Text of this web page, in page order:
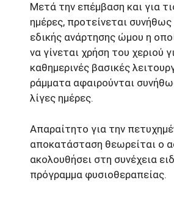
Μετά την επέμβαση και για
ημέρες, προτείνεται συνήθως
εδικής ανάρτησης ώμου η
να γίνεται χρήση του χεριού
καθημερινές βασικές
ράμματα αφαιρούνται
λίγες ημέρες.
Απαραίτητο για την
αποκατάσταση θεωρείται ο
ακολουθήσει στη συνέχεια
πρόγραμμα φυσιοθεραπείας.